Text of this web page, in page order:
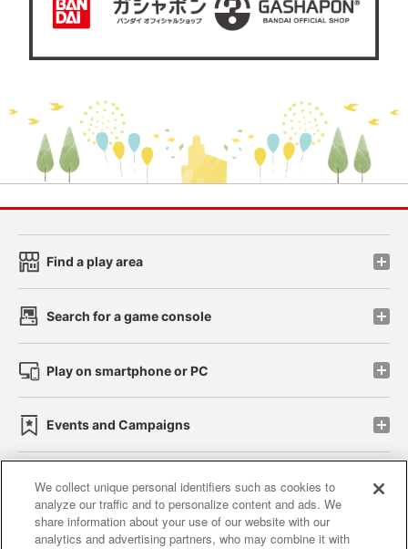
Find a play area
Search for a game console
Play on smartphone or PC
Events and Campaigns
Affiliate Sustainability site policy privacy policy
We collect unique personal identifiers such as cookies to
analyze our traffic and to personalize content and ads. We
share information about your use of our website with our
analytics and advertising partners, who may combine it with